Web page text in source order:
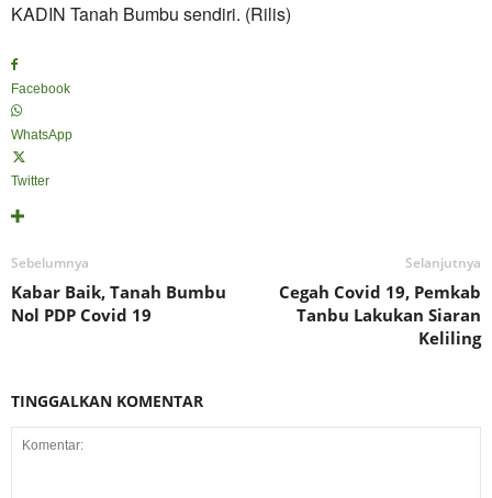
KADIN Tanah Bumbu sendiri. (Rilis)
Facebook
WhatsApp
Twitter
Sebelumnya
Kabar Baik, Tanah Bumbu
Nol PDP Covid 19
Selanjutnya
Cegah Covid 19, Pemkab
Tanbu Lakukan Siaran
Keliling
TINGGALKAN KOMENTAR